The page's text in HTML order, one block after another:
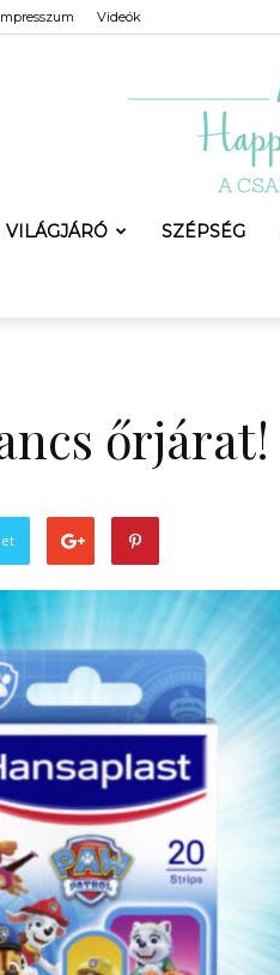
Videók
VILÁGJÁRÓ SZÉPSÉG
őrjárat!